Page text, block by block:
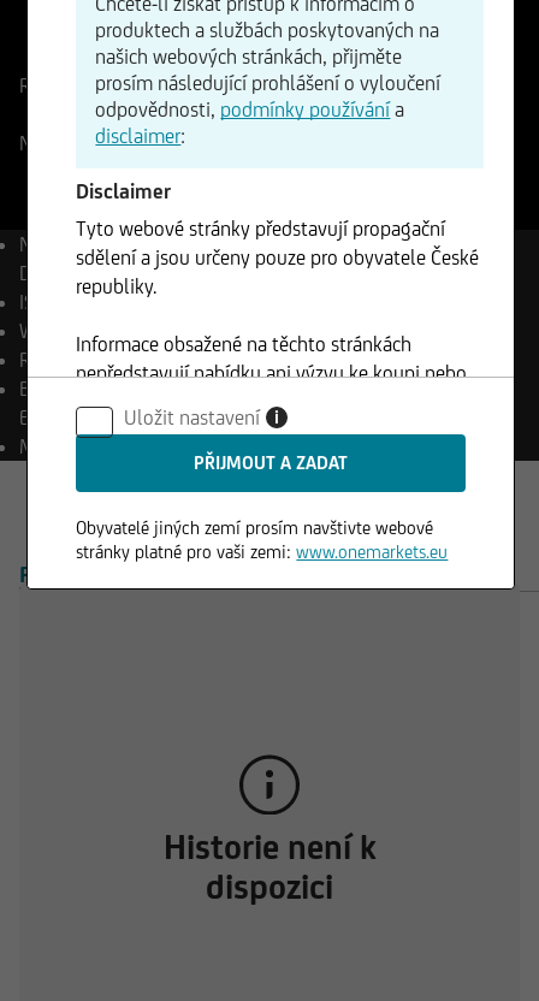
US0079031078
WKN
863186
Referenční cena 482,05Změna
-7,04%-33,96
NASDAQ 05.08.2026
Název
Advanced Micro
Devices Inc.
ISIN
US0079031078
WKN
863186
Reuters
AMD.OQ
Bloomberg
Equity
Měna
PŘEHLED
Historie není k
dispozici
produktech a službách poskytovaných na
našich webových stránkách, přijměte
prosím následující prohlášení o vyloučení
odpovědnosti, podmínky používánía
disclaimer:
Disclaimer
Tyto webové stránky představují propagační
sdělení a jsou určeny pouze pro obyvatele České
republiky.
Informace obsažené na těchto stránkách
nepředstavují nabídku ani výzvu ke koupi nebo
prodeji cenných papírů a nesmí být použity v
žádné jurisdikci, kde je takové použití zakázáno.
Uložit nastavení i
Obyvatelé jiných zemí prosím navštivte webové
stránky platné pro vaši zemi:www.onemarkets.eu